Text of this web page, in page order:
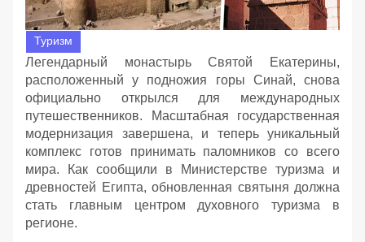
Туризм
Легендарный монастырь Святой Екатерины,
расположенный у подножия горы Синай, снова
официально открылся для международных
путешественников. Масштабная государственная
модернизация завершена, и теперь уникальный
комплекс готов принимать паломников со всего
мира. Как сообщили в Министерстве туризма и
древностей Египта, обновленная святыня должна
стать главным центром духовного туризма в
регионе.